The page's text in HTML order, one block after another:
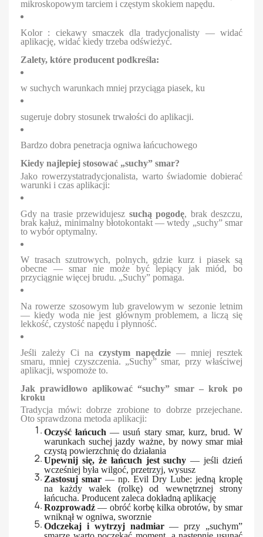
mikroskopowym tarciem i częstym skokiem napędu.
Kolor : ciekawy smaczek dla tradycjonalisty — widać
aplikację, widać kiedy trzeba odświeżyć.
Zalety, które producent podkreśla:
w suchych warunkach mniej przyciąga piasek, ku
sugeruje dobry stosunek trwałości do aplikacji.
Bardzo dobra penetracja ogniwa łańcuchowego
Kiedy najlepiej stosować „suchy” smar?
Jako rowerzystatradycjonalista, warto świadomie dobierać
warunki i czas aplikacji:
Gdy na trasie przewidujesz suchą pogodę, brak deszczu,
brak kałuż, minimalny błotokontakt — wtedy „suchy” smar
to wybór optymalny.
W trasach szutrowych, polnych, gdzie kurz i piasek są
obecne — smar nie może być lepiący jak miód, bo
przyciągnie więcej brudu. „Suchy” pomaga.
Na rowerze szosowym lub gravelowym w sezonie letnim
— kiedy woda nie jest głównym problemem, a liczą się
lekkość, czystość napędu i płynność.
Jeśli zależy Ci na czystym napędzie — mniej resztek
smaru, mniej czyszczenia. „Suchy” smar, przy właściwej
aplikacji, wspomoże to.
Jak prawidłowo aplikować “suchy” smar – krok po
kroku
Tradycja mówi: dobrze zrobione to dobrze przejechane.
Oto sprawdzona metoda aplikacji:
Oczyść łańcuch — usuń stary smar, kurz, brud. W
warunkach suchej jazdy ważne, by nowy smar miał
czystą powierzchnię do działania
Upewnij się, że łańcuch jest suchy — jeśli dzień
wcześniej była wilgoć, przetrzyj, wysusz
Zastosuj smar — np. Evil Dry Lube: jedną kroplę
na każdy wałek (rolkę) od wewnętrznej strony
łańcucha. Producent zaleca dokładną aplikację
Rozprowadź — obróć korbę kilka obrotów, by smar
wniknął w ogniwa, sworznie
Odczekaj i wytrzyj nadmiar— przy „suchym”